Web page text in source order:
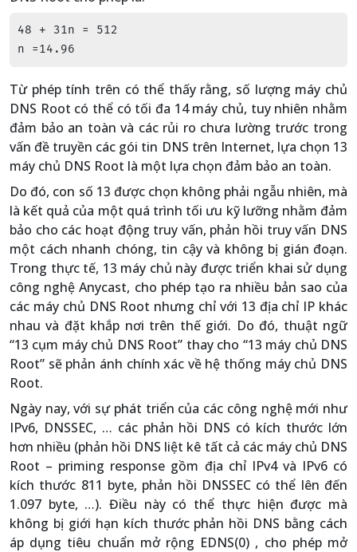
48 + 31n = 512
n =14.96
Từ phép tính trên có thể thấy rằng, số lượng máy chủ
DNS Root có thể có tối đa 14 máy chủ, tuy nhiên nhằm
đảm bảo an toàn và các rủi ro chưa lường trước trong
vấn đề truyền các gói tin DNS trên Internet, lựa chọn 13
máy chủ DNS Root là một lựa chọn đảm bảo an toàn.
Do đó, con số 13 được chọn không phải ngẫu nhiên, mà
là kết quả của một quá trình tối ưu kỹ lưỡng nhằm đảm
bảo cho các hoạt động truy vấn, phản hồi truy vấn DNS
một cách nhanh chóng, tin cậy và không bị gián đoạn.
Trong thực tế, 13 máy chủ này được triển khai sử dụng
công nghệ Anycast, cho phép tạo ra nhiều bản sao của
các máy chủ DNS Root nhưng chỉ với 13 địa chỉ IP khác
nhau và đặt khắp nơi trên thế giới. Do đó, thuật ngữ
“13 cụm máy chủ DNS Root” thay cho “13 máy chủ DNS
Root” sẽ phản ánh chính xác về hệ thống máy chủ DNS
Root.
Ngày nay, với sự phát triển của các công nghệ mới như
IPv6, DNSSEC, … các phản hồi DNS có kích thước lớn
hơn nhiều (phản hồi DNS liệt kê tất cả các máy chủ DNS
Root – priming response gồm địa chỉ IPv4 và IPv6 có
kích thước 811 byte, phản hồi DNSSEC có thể lên đến
1.097 byte, …). Điều này có thể thực hiện được mà
không bị giới hạn kích thước phản hồi DNS bằng cách
áp dụng tiêu chuẩn mở rộng EDNS(0) , cho phép mở